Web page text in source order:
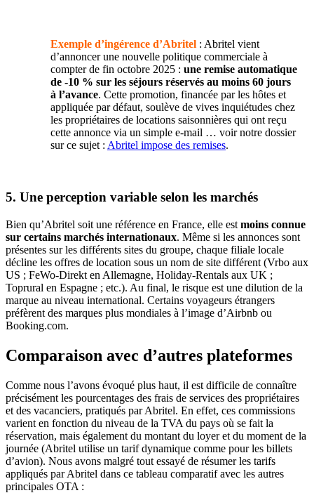
Exemple d’ingérence d’Abritel : Abritel vient
d’annoncer une nouvelle politique commerciale à
compter de fin octobre 2025 : une remise automatique
de -10 % sur les séjours réservés au moins 60 jours
à l’avance. Cette promotion, financée par les hôtes et
appliquée par défaut, soulève de vives inquiétudes chez
les propriétaires de locations saisonnières qui ont reçu
cette annonce via un simple e-mail … voir notre dossier
sur ce sujet : Abritel impose des remises.
5. Une perception variable selon les marchés
Bien qu’Abritel soit une référence en France, elle est moins connue
sur certains marchés internationaux. Même si les annonces sont
présentes sur les différents sites du groupe, chaque filiale locale
décline les offres de location sous un nom de site différent (Vrbo aux
US ; FeWo-Direkt en Allemagne, Holiday-Rentals aux UK ;
Toprural en Espagne ; etc.). Au final, le risque est une dilution de la
marque au niveau international. Certains voyageurs étrangers
préfèrent des marques plus mondiales à l’image d’Airbnb ou
Booking.com.
Comparaison avec d’autres plateformes
Comme nous l’avons évoqué plus haut, il est difficile de connaître
précisément les pourcentages des frais de services des propriétaires
et des vacanciers, pratiqués par Abritel. En effet, ces commissions
varient en fonction du niveau de la TVA du pays où se fait la
réservation, mais également du montant du loyer et du moment de la
journée (Abritel utilise un tarif dynamique comme pour les billets
d’avion). Nous avons malgré tout essayé de résumer les tarifs
appliqués par Abritel dans ce tableau comparatif avec les autres
principales OTA :